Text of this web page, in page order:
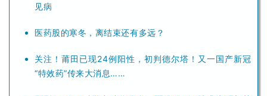
见病
医药股的寒冬，离结束还有多远？
关注！莆田已现24例阳性，初判德尔塔！又一国产新冠
“特效药”传来大消息……